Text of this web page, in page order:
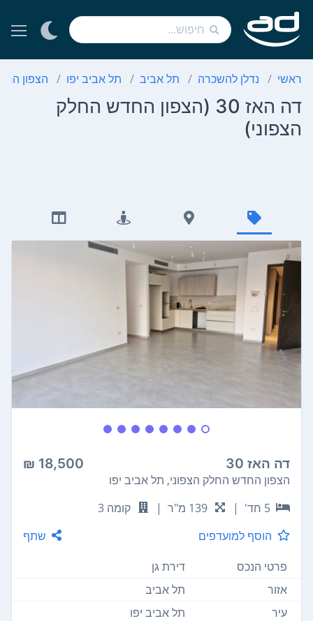
ראשי נדלן להשכרה תל אביב תל אביב יפו הצפון
דה האז 30 (הצפון החדש החלק
הצפוני)
דה האז 30 18,500 ₪
הצפון החדש החלק הצפוני, תל אביב יפו
5 חד'
| 139 מ"ר |
קומה 3
הוסף למועדפים
שתף
פרטי הנכס
דירת גן
אזור
תל אביב
עיר
תל אביב יפו